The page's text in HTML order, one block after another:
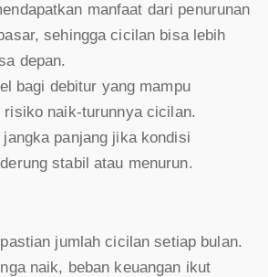
manfaat dari penurunan
sehingga cicilan bisa lebih
depan.
bagi debitur yang mampu
risiko naik-turunnya cicilan.
panjang jika kondisi
stabil atau menurun.
jumlah cicilan setiap bulan.
naik, beban keuangan ikut